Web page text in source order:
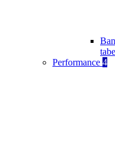
Performance 4